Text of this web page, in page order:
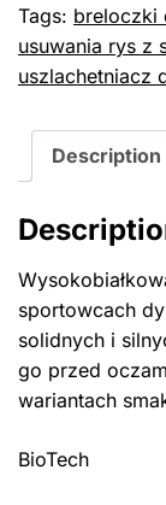
Tags: breloczki
usuwania rys z
uszlachetniacz
Description
sportowcach
solidnych i
go przed
wariantach
BioTech